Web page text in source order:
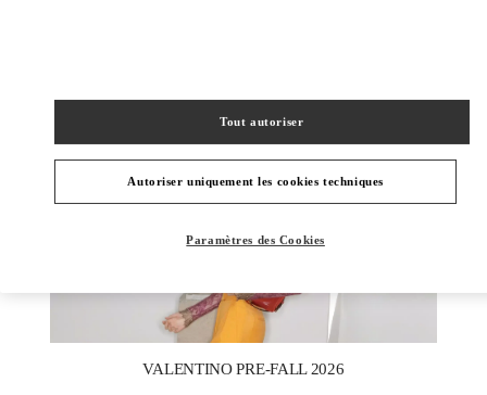
VALENTINO PRE-FALL 2026
Autoriser uniquement les cookies techniques
Tout autoriser
Paramètres des Cookies